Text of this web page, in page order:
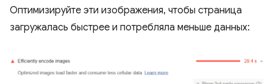
Оптимизируйте эти изображения, чтобы страница
загружалась быстрее и потребляла меньше данных: